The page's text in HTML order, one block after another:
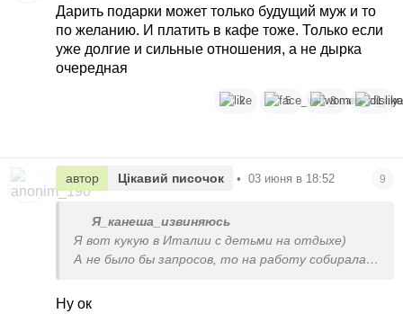
Дарить подарки может только будущий муж и то
по желанию. И платить в кафе тоже. Только если
уже долгие и сильные отношения, а не дырка
очередная
2 5 8 1
автор Цікавий писочок • 03 июня в 18:52 9
Я_канеша_извиняюсь
Я вот кукую в Италии с детьми на отдыхе)
А не было бы запросов, то на работу собиралась
Ну ок